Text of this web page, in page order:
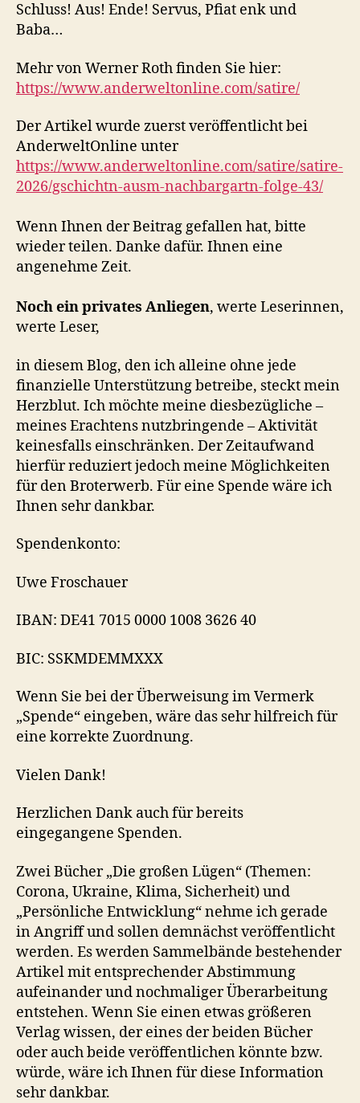
Schluss! Aus! Ende! Servus, Pfiat enk und
Baba…
Mehr von Werner Roth finden Sie hier:
https://www.anderweltonline.com/satire/
Der Artikel wurde zuerst veröffentlicht bei
AnderweltOnline unter
https://www.anderweltonline.com/satire/satire-
2026/gschichtn-ausm-nachbargartn-folge-43/
Wenn Ihnen der Beitrag gefallen hat, bitte
wieder teilen. Danke dafür. Ihnen eine
angenehme Zeit.
Noch ein privates Anliegen, werte Leserinnen,
werte Leser,
in diesem Blog, den ich alleine ohne jede
finanzielle Unterstützung betreibe, steckt mein
Herzblut. Ich möchte meine diesbezügliche –
meines Erachtens nutzbringende – Aktivität
keinesfalls einschränken. Der Zeitaufwand
hierfür reduziert jedoch meine Möglichkeiten
für den Broterwerb. Für eine Spende wäre ich
Ihnen sehr dankbar.
Spendenkonto:
Uwe Froschauer
IBAN: DE41 7015 0000 1008 3626 40
BIC: SSKMDEMMXXX
Wenn Sie bei der Überweisung im Vermerk
„Spende“ eingeben, wäre das sehr hilfreich für
eine korrekte Zuordnung.
Vielen Dank!
Herzlichen Dank auch für bereits
eingegangene Spenden.
Zwei Bücher „Die großen Lügen“ (Themen:
Corona, Ukraine, Klima, Sicherheit) und
„Persönliche Entwicklung“ nehme ich gerade
in Angriff und sollen demnächst veröffentlicht
werden. Es werden Sammelbände bestehender
Artikel mit entsprechender Abstimmung
aufeinander und nochmaliger Überarbeitung
entstehen. Wenn Sie einen etwas größeren
Verlag wissen, der eines der beiden Bücher
oder auch beide veröffentlichen könnte bzw.
würde, wäre ich Ihnen für diese Information
sehr dankbar.